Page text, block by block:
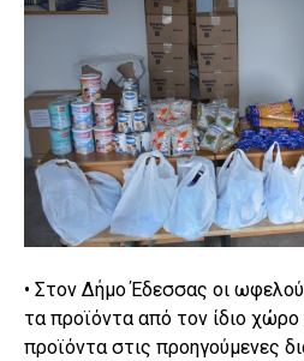
• Στον Δήμο Έδεσσας οι
τα προϊόντα από τον ίδιο
προϊόντα στις προηγούμενες